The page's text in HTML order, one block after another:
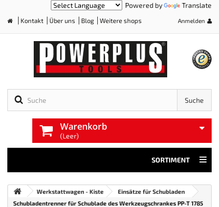
Powered by Translate
Kontakt Über uns Blog Weitere shops Anmelden
Suche
Warenkorb
(Leer)
SORTIMENT
Werkstattwagen - Kiste
Einsätze für Schubladen
Schubladentrenner für Schublade des Werkzeugschrankes PP-T 1785